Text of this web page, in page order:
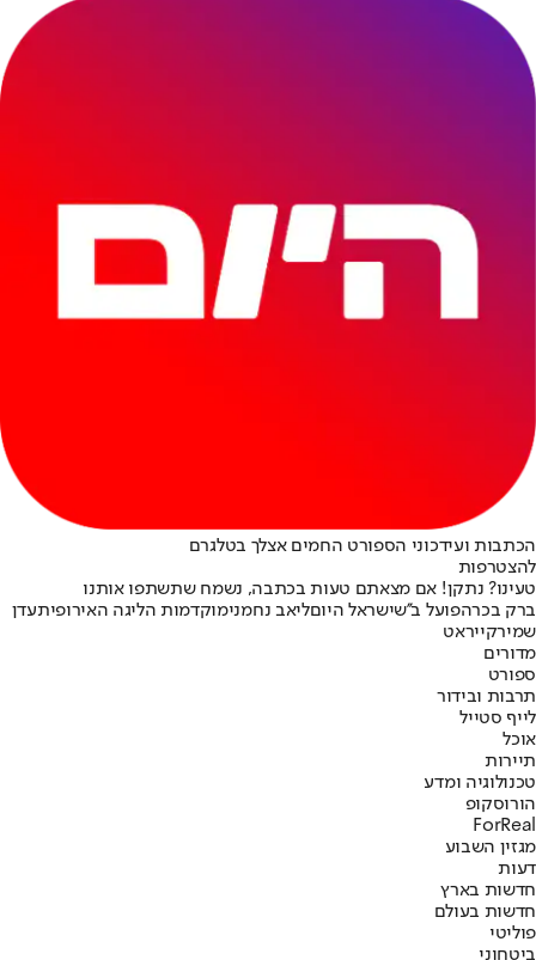
הכתבות ועידכוני הספורט החמים אצלך בטלגרם
להצטרפות
טעינו? נתקן! אם מצאתם טעות בכתבה, נשמח שתשתפו אותנו
ברק בכרהפועל ב''שישראל היוםליאב נחמנימוקדמות הליגה האירופיתעדן
שמירקייראט
מדורים
ספורט
תרבות ובידור
לייף סטייל
אוכל
תיירות
טכנולוגיה ומדע
הורוסקופ
ForReal
מגזין השבוע
דעות
חדשות בארץ
חדשות בעולם
פוליטי
ביטחוני